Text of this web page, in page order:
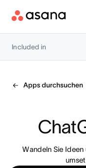
Included in
Apps durchsuchen
Wandeln Sie